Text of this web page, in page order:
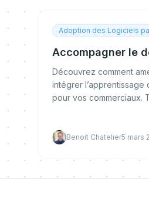
Adoption des Logiciels
Accompagner le
Découvrez comment
intégrer l’apprentissage
pour vos commerciaux.
Benoit Chatelier5 mars